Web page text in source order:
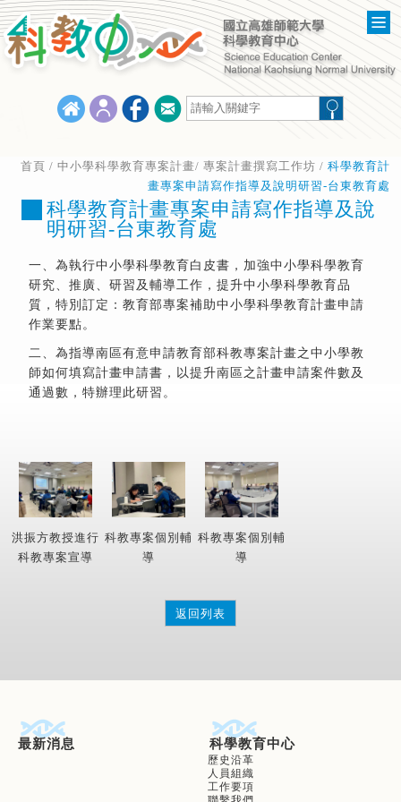
首頁 / 中小學科學教育專案計畫/ 專案計畫撰寫工作坊 / 科學教育計
畫專案申請寫作指導及說明研習-台東教育處
科學教育計畫專案申請寫作指導及說
明研習-台東教育處
一、為執行中小學科學教育白皮書，加強中小學科學教育
研究、推廣、研習及輔導工作，提升中小學科學教育品
質，特別訂定：教育部專案補助中小學科學教育計畫申請
作業要點。
二、為指導南區有意申請教育部科教專案計畫之中小學教
師如何填寫計畫申請書，以提升南區之計畫申請案件數及
通過數，特辦理此研習。
洪振方教授進行
科教專案宣導
科教專案個別輔
導
科教專案個別輔
導
返回列表
最新消息 科學教育中心
歷史沿革
人員組織
工作要項